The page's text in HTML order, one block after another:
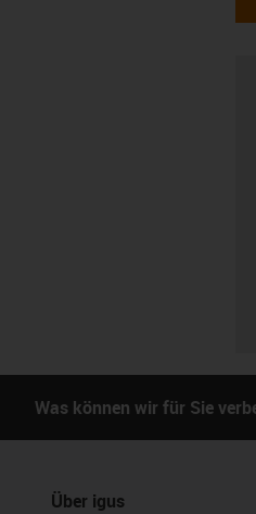
Was können wir für Sie
Über igus